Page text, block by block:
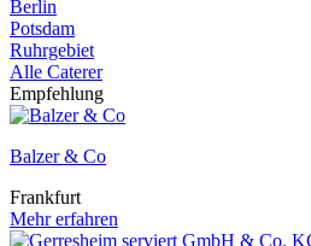
Berlin
Potsdam
Ruhrgebiet
Alle Caterer
Empfehlung
Balzer & Co
Frankfurt
Mehr erfahren